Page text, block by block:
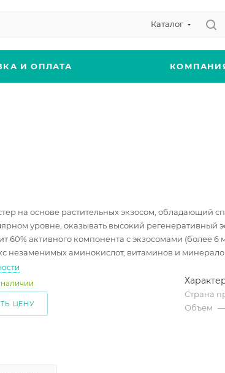
Каталог
И ОПЛАТА
на основе растительных экзосом, обладающий
уровне, оказывать высокий регенеративный
60% активного компонента с экзосомами (более 6
незаменимых аминокислот, витаминов и
наличии
ЦЕНУ
Страна
Объем —